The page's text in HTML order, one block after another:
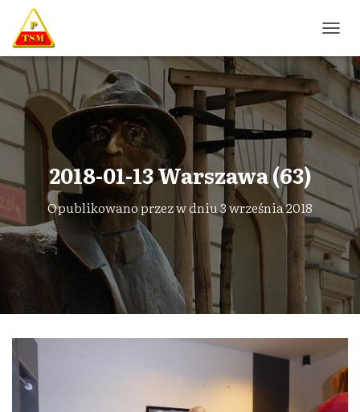
R
Z
Ą
C
Z
A
I
G
C
J
2018-01-13 Warszawa (63)
Opublikowano przezw dniu3 września 2018